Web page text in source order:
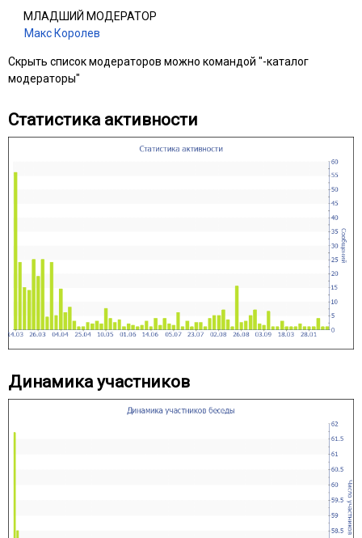
МЛАДШИЙ МОДЕРАТОР
Макс Королев
Скрыть список модераторов можно командой "-каталог
модераторы"
Статистика активности
Динамика участников